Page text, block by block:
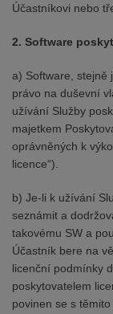
Účastníkovi nebo
2. Software
a) Software, stejně
právo na duševní
užívání Služby
majetkem
oprávněných k
licence“).
b) Je-li k užívání
seznámit a
takovému SW a
Účastník bere na
licenční podmínky
poskytovatelem
povinen se s